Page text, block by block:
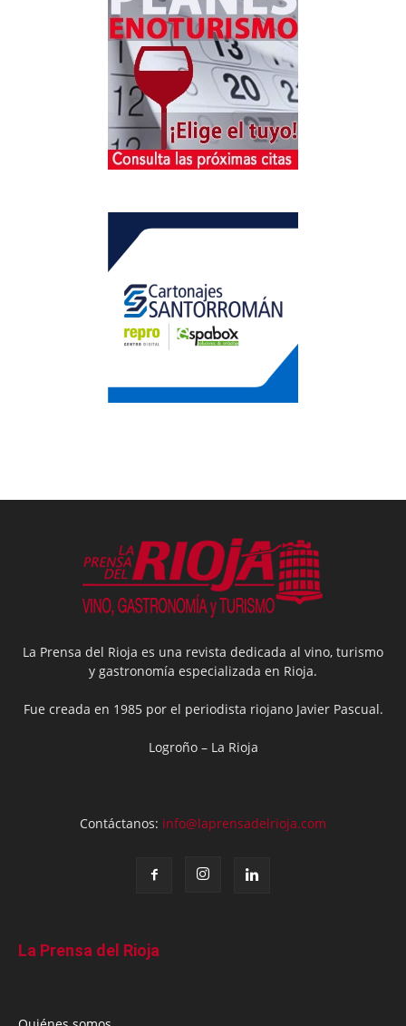
La Prensa del Rioja es una revista dedicada al vino, turismo
y gastronomía especializada en Rioja.
Fue creada en 1985 por el periodista riojano Javier Pascual.
Logroño – La Rioja
Contáctanos: info@laprensadelrioja.com
La Prensa del Rioja